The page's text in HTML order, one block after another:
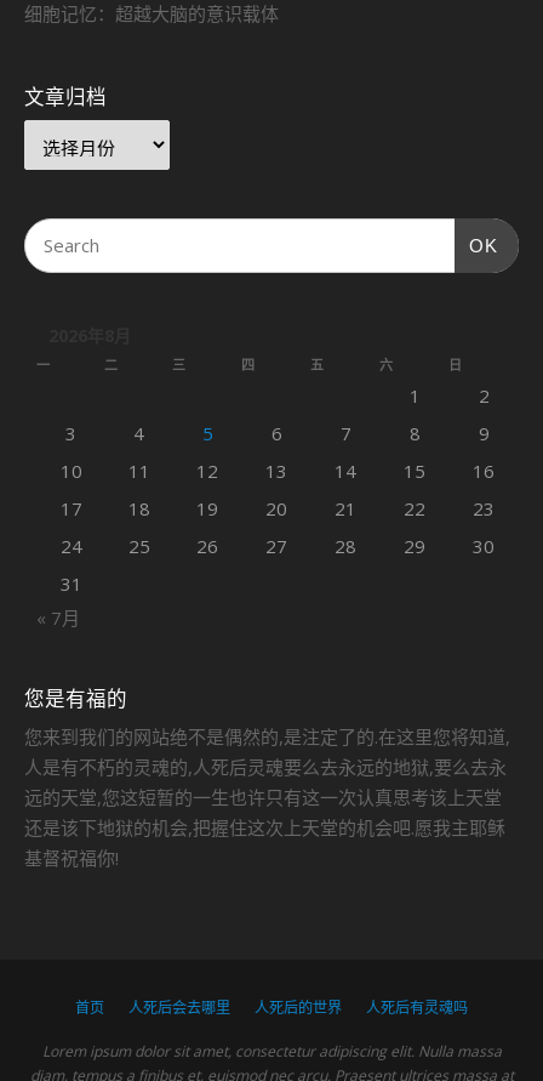
细胞记忆：超越大脑的意识载体
文章归档
OK
一 二 三 四 五 六 日
« 7月
1
2
3
4 5 6 7 8
9
10
11 12 13 14 15
16
17
18 19 20 21 22
23
24
25 26 27 28 29
30
31
您是有福的
您来到我们的网站绝不是偶然的,是注定了的.在这里您将知道,
人是有不朽的灵魂的,人死后灵魂要么去永远的地狱,要么去永
远的天堂,您这短暂的一生也许只有这一次认真思考该上天堂
还是该下地狱的机会,把握住这次上天堂的机会吧.愿我主耶稣
基督祝福你!
首页 人死后会去哪里 人死后的世界 人死后有灵魂吗
Lorem ipsum dolor sit amet, consectetur adipiscing elit. Nulla massa
diam, tempus a finibus et, euismod nec arcu. Praesent ultrices massa at